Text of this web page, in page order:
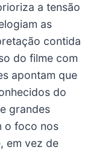
a tensão
as
contida
do filme com
apontam que
do
grandes
o foco nos
em vez de